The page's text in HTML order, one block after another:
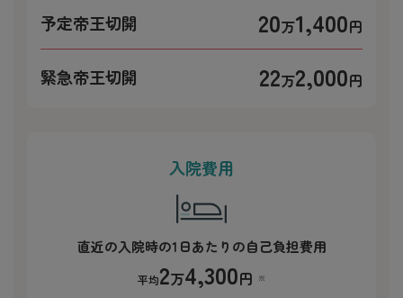
予定帝王切開 20万1,400円
緊急帝王切開 22万2,000円
入院費用
直近の入院時の1日あたりの自己負担費用
平均2万4,300円 ※